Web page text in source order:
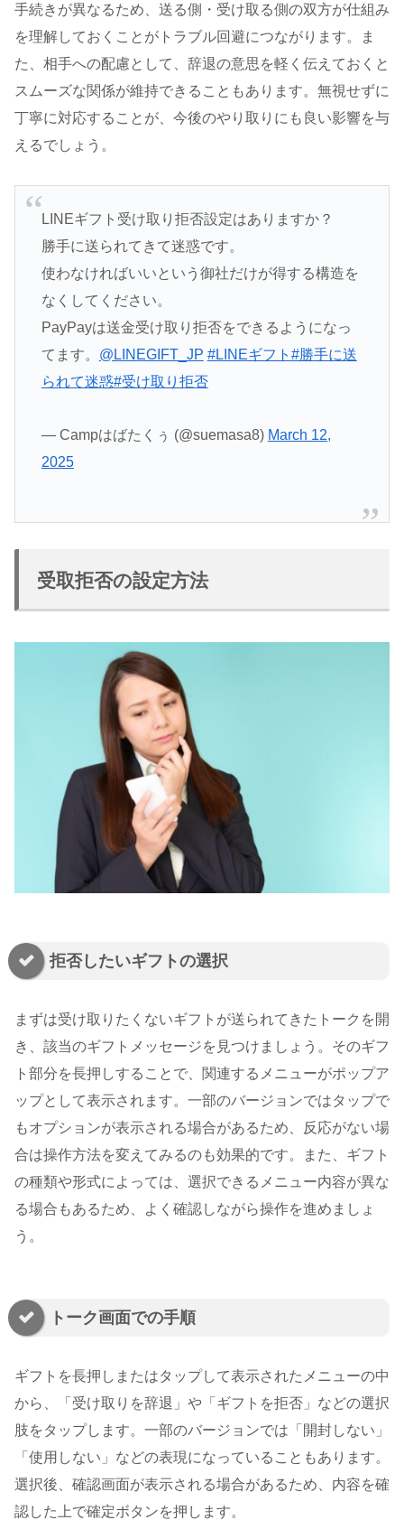
手続きが異なるため、送る側・受け取る側の双方が仕組み
を理解しておくことがトラブル回避につながります。ま
た、相手への配慮として、辞退の意思を軽く伝えておくと
スムーズな関係が維持できることもあります。無視せずに
丁寧に対応することが、今後のやり取りにも良い影響を与
えるでしょう。
LINEギフト受け取り拒否設定はありますか？
勝手に送られてきて迷惑です。
使わなければいいという御社だけが得する構造を
なくしてください。
PayPayは送金受け取り拒否をできるようになっ
てます。 @LINEGIFT_JP #LINEギフト #勝手に送
られて迷惑#受け取り拒否
— Campはばたくぅ (@suemasa8) March 12,
2025
受取拒否の設定方法
拒否したいギフトの選択
まずは受け取りたくないギフトが送られてきたトークを開
き、該当のギフトメッセージを見つけましょう。そのギフ
ト部分を長押しすることで、関連するメニューがポップア
ップとして表示されます。一部のバージョンではタップで
もオプションが表示される場合があるため、反応がない場
合は操作方法を変えてみるのも効果的です。また、ギフト
の種類や形式によっては、選択できるメニュー内容が異な
る場合もあるため、よく確認しながら操作を進めましょ
う。
トーク画面での手順
ギフトを長押しまたはタップして表示されたメニューの中
から、「受け取りを辞退」や「ギフトを拒否」などの選択
肢をタップします。一部のバージョンでは「開封しない」
「使用しない」などの表現になっていることもあります。
選択後、確認画面が表示される場合があるため、内容を確
認した上で確定ボタンを押します。